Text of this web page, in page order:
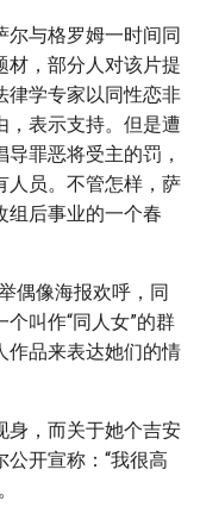
尔与格罗姆一时间同
材，部分人对该片提
律学专家以同性恋非
，表示支持。但是遭
罪恶将受主的罚，
人员。不管怎样，萨
组后事业的一个春
偶像海报欢呼，同
叫作“同人女”的群
作品来表达她们的情
身，而关于她个吉安
开宣称：“我很高